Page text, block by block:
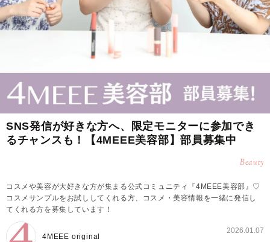
SNS発信が好きな方へ、限定モニターに参加でき
るチャンスも！【4MEEE美容部】部員募集中
Beauty
コスメや美容が大好きな方が集まる公式コミュニティ『4MEEE美容部』♡
コスメサンプルをお試ししてくれる方、コスメ・美容情報を一緒に発信し
てくれる方を募集しています！
4MEEE original
2026.01.07